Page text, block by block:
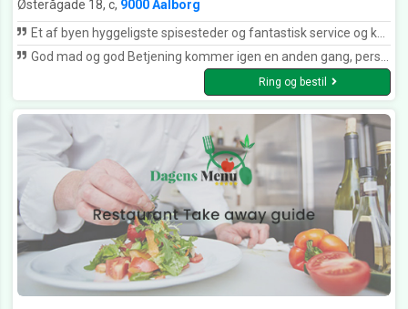
Østerågade 18, c, 9000 Aalborg
Et af byen hyggeligste spisesteder og fantastisk service og køkken
God mad og god Betjening kommer igen en anden gang, personalet er meget imødekommen man føler sig som man er kommet hjem kan, godt anbefale denne restaurant til andre kom kun alle sammen i vil ikke fortryde det.
Ring og bestil